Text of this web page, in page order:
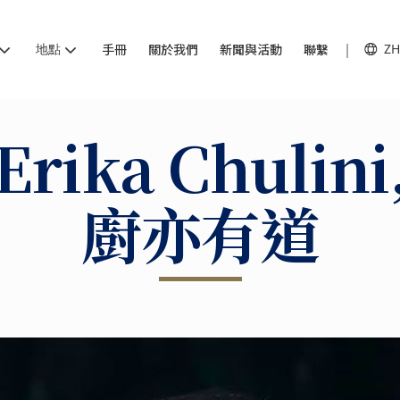
地點 手冊 關於我們 新聞與活動 聯繫
廚亦有道